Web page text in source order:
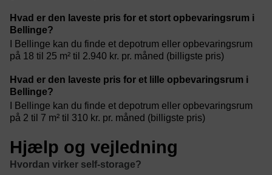
Hvad er den laveste pris for et stort opbevaringsrum i
Bellinge?
I Bellinge kan du finde et depotrum eller opbevaringsrum
på 18 til 25 m² til 2.940 kr. pr. måned (billigste pris)
Hvad er den laveste pris for et lille opbevaringsrum i
Bellinge?
I Bellinge kan du finde et depotrum eller opbevaringsrum
på 2 til 7 m² til 310 kr. pr. måned (billigste pris)
Hjælp og vejledning
Hvordan virker self-storage?